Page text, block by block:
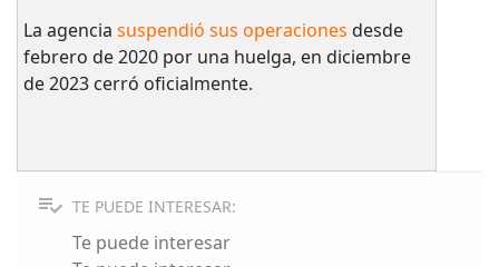
La agencia suspendió sus operaciones desde
febrero de 2020 por una huelga, en diciembre
de 2023 cerró oficialmente.
TE PUEDE INTERESAR:
Te puede interesar